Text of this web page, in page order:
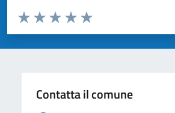
Valuta da 1 a 5 stelle la pagina
Valuta 5 stelle su 5
Valuta 4 stelle su 5
Valuta 3 stelle su 5
Valuta 2 stelle su 5
Valuta 1 stelle su 5
Contatta il comune